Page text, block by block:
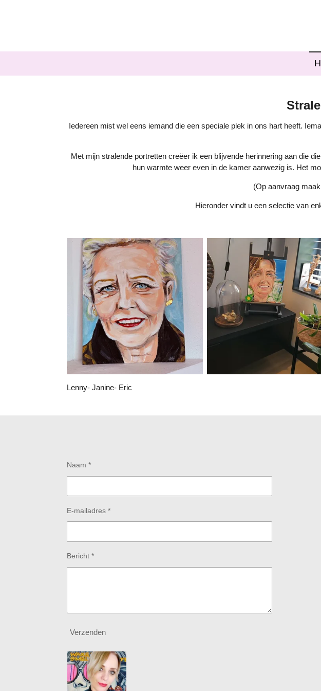
Iedereen mist wel eens iemand die een speciale plek in ons hart heeft.
Met mijn stralende portretten creëer ik een blijvende herinnering aan die
hun warmte weer even in de kamer aanwezig is. Het
(Op aanvraag
Hieronder vindt u een selectie van
Lenny- Janine- Eric
Naam *
E-mailadres *
Bericht *
Verzenden